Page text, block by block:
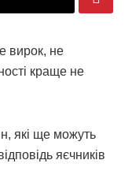
вирок, не
краще не
які ще можуть
яєчників